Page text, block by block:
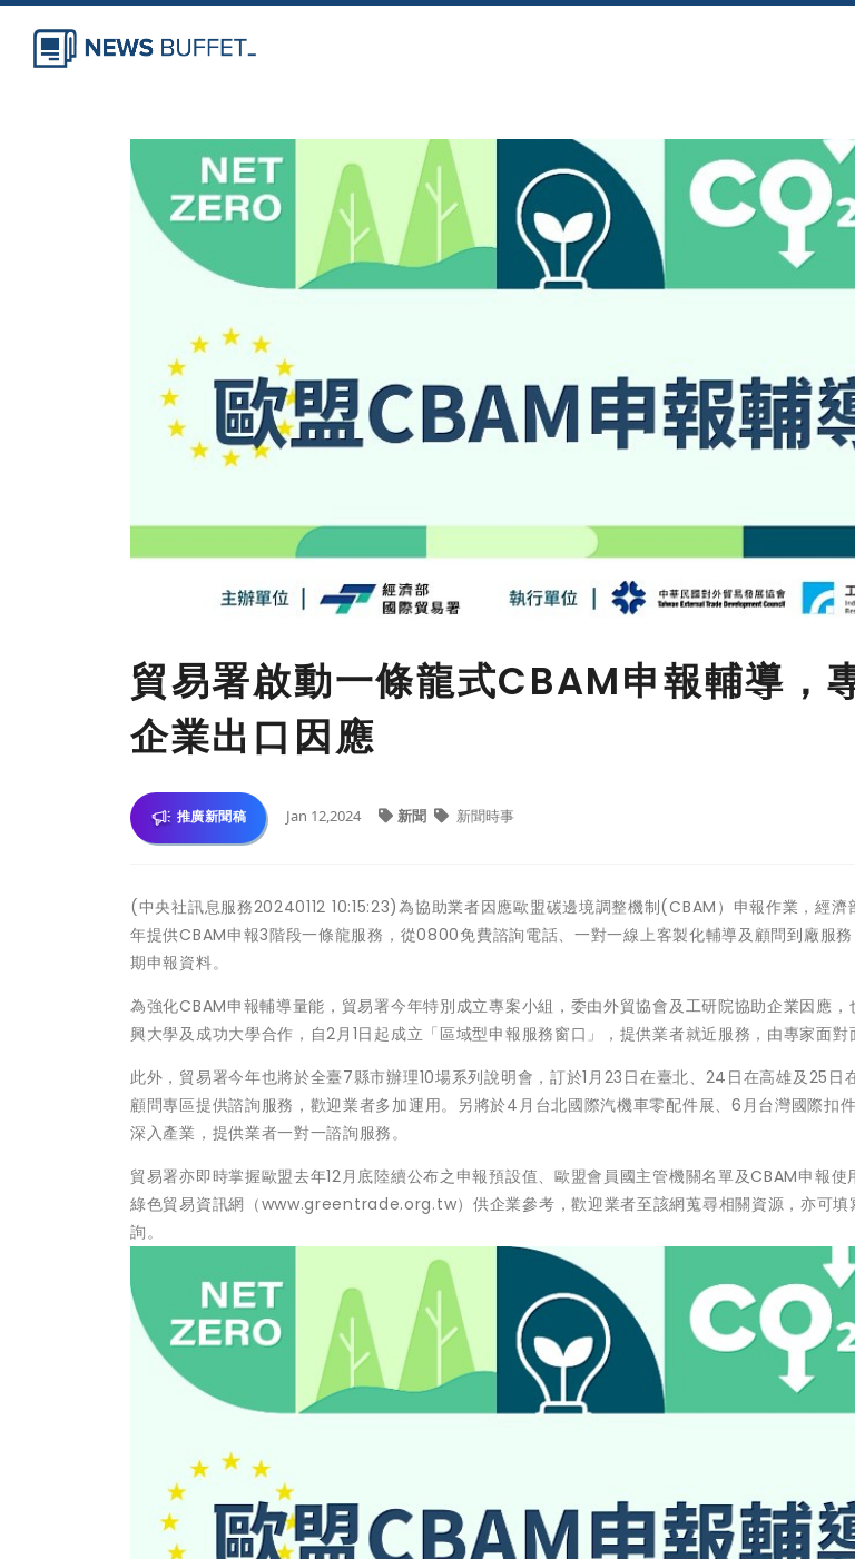
貿易署啟動一條龍式CBAM申報輔導，
企業出口因應
推廣新聞稿 Jan 12,2024 新聞 新聞時事
(中央社訊息服務20240112 10:15:23)為協助業者因應歐盟碳邊境調整機制(CBAM）申報作業，經濟
年提供CBAM申報3階段一條龍服務，從0800免費諮詢電話、一對一線上客製化輔導及顧問到廠服
期申報資料。
為強化CBAM申報輔導量能，貿易署今年特別成立專案小組，委由外貿協會及工研院協助企業因應，
興大學及成功大學合作，自2月1日起成立「區域型申報服務窗口」，提供業者就近服務，由專家面對
此外，貿易署今年也將於全臺7縣市辦理10場系列說明會，訂於1月23日在臺北、24日在高雄及25日
顧問專區提供諮詢服務，歡迎業者多加運用。另將於4月台北國際汽機車零配件展、6月台灣國際扣
深入產業，提供業者一對一諮詢服務。
貿易署亦即時掌握歐盟去年12月底陸續公布之申報預設值、歐盟會員國主管機關名單及CBAM申報
綠色貿易資訊網（www.greentrade.org.tw）供企業參考，歡迎業者至該網蒐尋相關資源，亦可填
詢。